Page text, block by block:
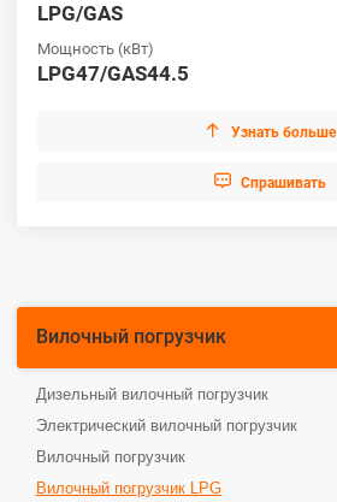
Вилочный погрузчик
Дизельный вилочный погрузчик
Электрический вилочный погрузчик
Вилочный погрузчик
Вилочный погрузчик LPG
LPG/GAS
Мощность (кВт)
LPG47/GAS44.5
 Узнать больше
 Cпрашивать